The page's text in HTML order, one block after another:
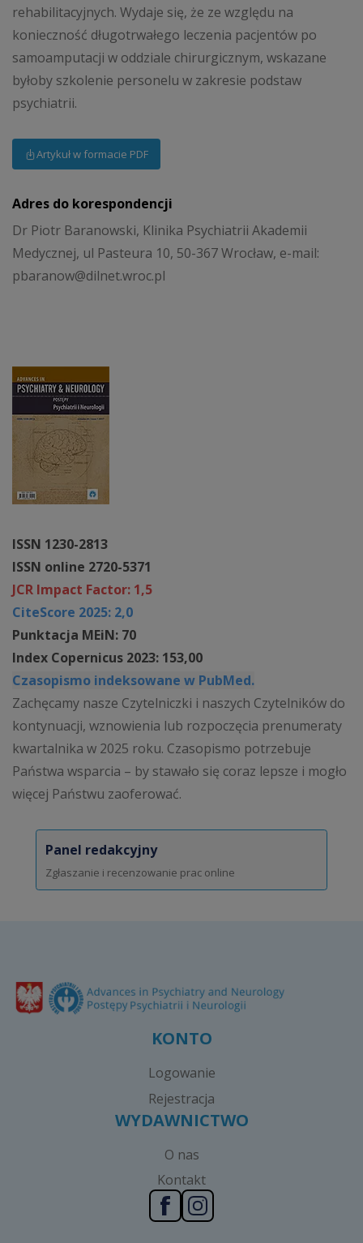
ISSN 1230-2813
ISSN online 2720-5371
JCR Impact Factor: 1,5
CiteScore 2025: 2,0
Punktacja MEiN: 70
Index Copernicus 2023: 153,00
Czasopismo indeksowane w PubMed.
Zachęcamy nasze Czytelniczki i naszych Czytelników do
kontynuacji, wznowienia lub rozpoczęcia prenumeraty
kwartalnika w 2025 roku. Czasopismo potrzebuje
Państwa wsparcia – by stawało się coraz lepsze i mogło
więcej Państwu zaoferować.
Panel redakcyjny
Zgłaszanie i recenzowanie prac online
rehabilitacyjnych. Wydaje się, że ze względu na
konieczność długotrwałego leczenia pacjentów po
samoamputacji w oddziale chirurgicznym, wskazane
byłoby szkolenie personelu w zakresie podstaw
psychiatrii.
Artykuł w formacie PDF
Adres do korespondencji
Dr Piotr Baranowski, Klinika Psychiatrii Akademii
Medycznej, ul Pasteura 10, 50-367 Wrocław, e-mail:
pbaranow@dilnet.wroc.pl
KONTO
Logowanie
Rejestracja
WYDAWNICTWO
O nas
Kontakt